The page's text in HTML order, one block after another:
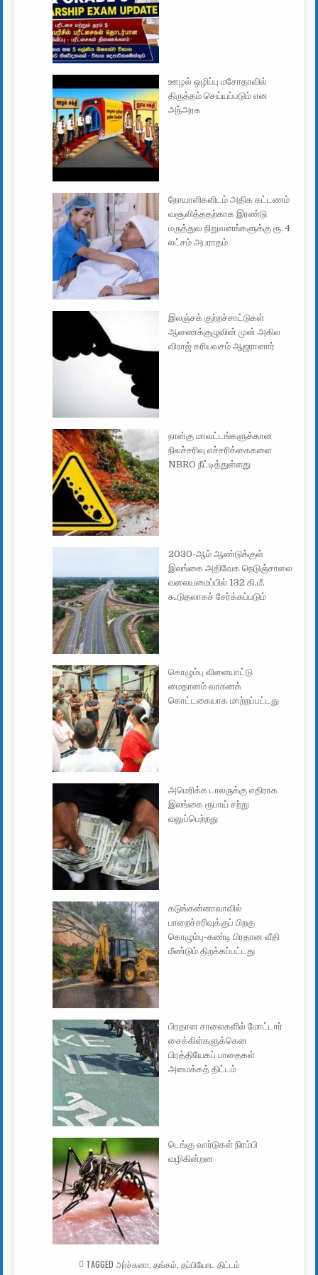
ஊழல் ஒழிப்பு மசோதாவில்
திருத்தம் செய்யப்படும் என
அந்அரசு
நோயாளிகளிடம் அதிக கட்டணம்
வசூலித்ததற்காக இரண்டு
மருத்துவ நிறுவனங்களுக்கு ரூ. 4
லட்சம் அபராதம்
இலஞ்சக் குற்றச்சாட்டுகள்
ஆணைக்குழுவின் முன் அகில
விராஜ் கரியவசம் ஆஜரானார்
நான்கு மாவட்டங்களுக்கான
நிலச்சரிவு எச்சரிக்கைகளை
NBRO நீட்டித்துள்ளது
2030-ஆம் ஆண்டுக்குள்
இலங்கை அதிவேக நெடுஞ்சாலை
வலையமைப்பில் 132 கி.மீ.
கூடுதலாகச் சேர்க்கப்படும்
கொழும்பு விளையாட்டு
மைதானம் வாகனக்
கொட்டகையாக மாற்றப்பட்டது
அமெரிக்க டாலருக்கு எதிராக
இலங்கை ரூபாய் சற்று
வலுப்பெற்றது
கடுங்கன்னாவாவில்
பாறைச்சரிவுக்குப் பிறகு
கொழும்பு-கண்டி பிரதான வீதி
மீண்டும் திறக்கப்பட்டது
பிரதான சாலைகளில் மோட்டார்
சைக்கிள்களுக்கென
பிரத்தியேகப் பாதைகள்
அமைக்கத் திட்டம்
டெங்கு வார்டுகள் நிரம்பி
வழிகின்றன
TAGGED அர்ச்சுனா, தங்கம் தப்பியோட திட்டம்